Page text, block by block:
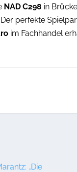
NAD C298 in
perfekte
im Fachhandel
„Die